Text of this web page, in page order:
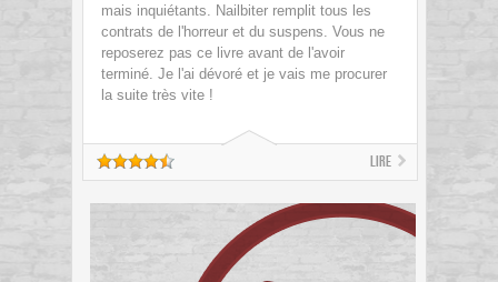
mais inquiétants. Nailbiter remplit tous les
contrats de l'horreur et du suspens. Vous ne
reposerez pas ce livre avant de l'avoir
terminé. Je l'ai dévoré et je vais me procurer
la suite très vite !
Lire